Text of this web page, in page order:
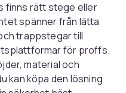
finns rätt stege eller
spänner från lätta
trappstegar till
för proffs.
material och
kan köpa den lösning